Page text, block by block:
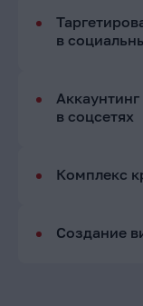
в
в соцсетях
Комплекс
Создание